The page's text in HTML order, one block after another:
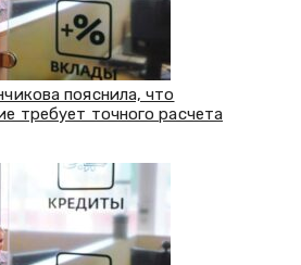
пояснила, что
требует точного расчета